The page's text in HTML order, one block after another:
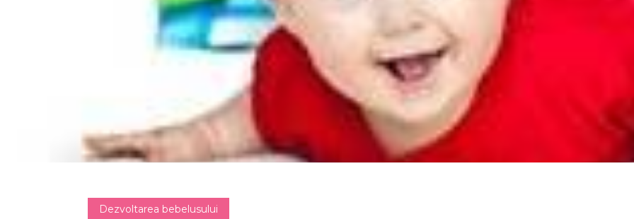
Dezvoltarea bebelusului